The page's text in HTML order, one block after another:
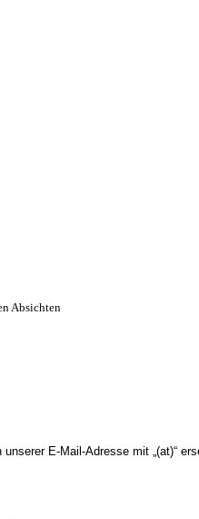
Absichten
E-Mail-Adresse mit „(at)“